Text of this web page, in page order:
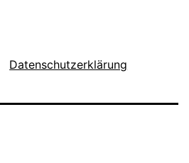
Datenschutzerklärung